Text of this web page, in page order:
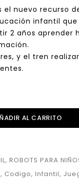
el nuevo recurso
infantil
2 años aprender
y el tren
AL CARRITO
, ROBOTS PARA
, Codigo, Infantil,